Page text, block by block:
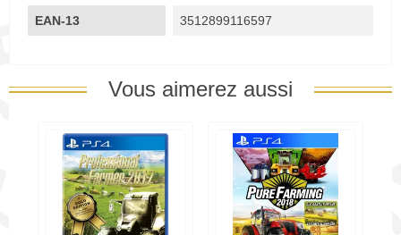
EAN-13 3512899116597
Vous aimerez aussi